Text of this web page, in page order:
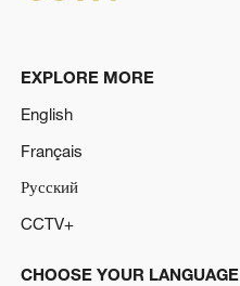
EXPLORE MORE
English
Français
Русский
CCTV+
CHOOSE YOUR LANGUAGE